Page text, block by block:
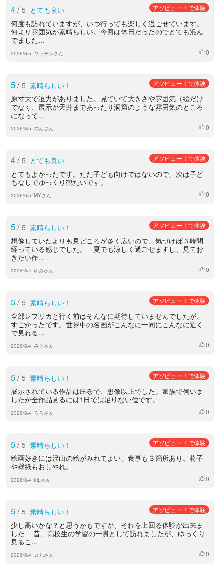
4/ 5 とても良い アソビュー！で体験
何度も訪れていますが、いつ行っても楽しく過ごせています。
何より雰囲気が素晴らしい。今回は休日だったのでとても混ん
でました...
2026/8/5 ヤッチンさん いいね
0
5/ 5 素晴らしい！ アソビュー！で体験
原寸大で迫力がありました。見ていて大きさや雰囲気（絵だけ
でなく、展示が天井まであったり洞窟のような雰囲気のところ
になって...
2026/8/5 のんさん いいね
0
4/ 5 とても良い アソビュー！で体験
とてもよかったです。ただ子ども向けではないので、次は子ど
もなしでゆっくり観たいです。
2026/8/5 MYさん いいね
0
5/ 5 素晴らしい！ アソビュー！で体験
想像していたよりも見どころが多く広いので、気づけば５時間
経っている感じでした。 夏でも涼しく過ごせますし、見てお
きたい作...
2026/8/4 ゆみさん いいね
0
5/ 5 素晴らしい！ アソビュー！で体験
全部レプリカと行く前はそんなに期待していませんでしたが、
すごかったです。世界中の名画がこんなに一同にこんなに近く
で見れる...
2026/8/4 みりさん いいね
0
5/ 5 素晴らしい！ アソビュー！で体験
展示されている作品は圧巻で、想像以上でした。家族で伺いま
したが全作品見るには1日では足りない位です。
2026/8/4 ろろさん いいね
0
5/ 5 素晴らしい！ アソビュー！で体験
絵画好きには沢山の絵がみれてよい、食事も３箇所あり。椅子
や壁紙もおしやれ。
2026/8/4 tripさん いいね
0
5/ 5 素晴らしい！ アソビュー！で体験
少し高いかな？と思うかもですが、それを上回る体験が出来ま
した！ 昔、高校生の学習の一貫として訪れましたが、ゆっくり
見るこ...
2026/8/4 豆丸さん いいね
0